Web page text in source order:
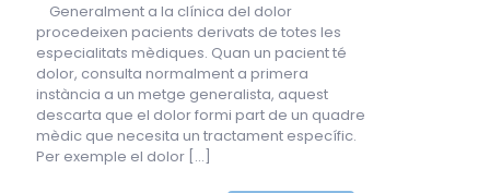
Generalment a la clínica del dolor
procedeixen pacients derivats de totes les
especialitats mèdiques. Quan un pacient té
dolor, consulta normalment a primera
instància a un metge generalista, aquest
descarta que el dolor formi part de un quadre
mèdic que necesita un tractament específic.
Per exemple el dolor […]